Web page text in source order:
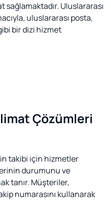
Uluslararası
uluslararası posta,
bir dizi hizmet
Çözümleri
takibi için hizmetler
durumunu ve
tanır. Müşteriler,
numarasını kullanarak